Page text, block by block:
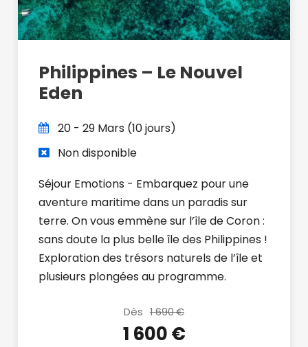
Philippines – Le Nouvel
Eden
20 - 29 Mars (10 jours)
Non disponible
Séjour Emotions - Embarquez pour une
aventure maritime dans un paradis sur
terre. On vous emmène sur l’île de Coron :
sans doute la plus belle île des Philippines !
Exploration des trésors naturels de l’île et
plusieurs plongées au programme.
Dès 1 690 €
1 600 €